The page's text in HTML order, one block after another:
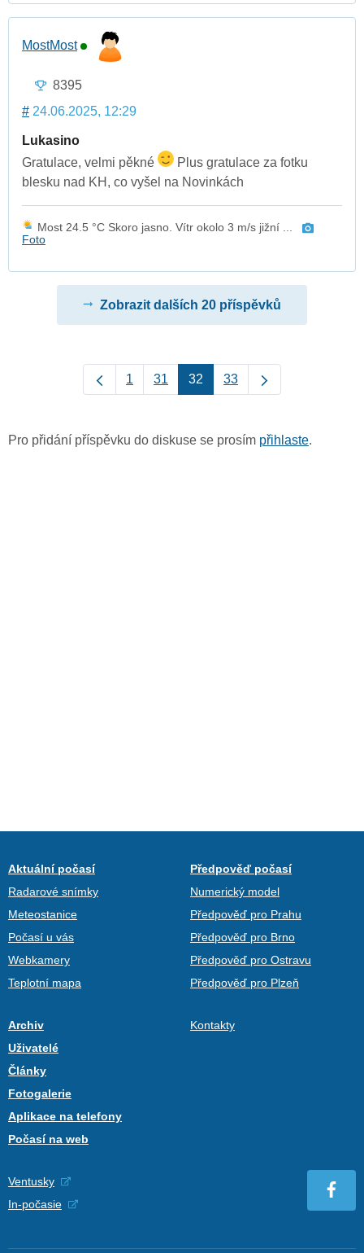
MostMost
8395
# 24.06.2025, 12:29
Lukasino
Gratulace, velmi pěkné
Plus gratulace za fotku
blesku nad KH, co vyšel na Novinkách
Most 24.5 °C Skoro jasno. Vítr okolo 3 m/s jižní ...
Foto
Zobrazit dalších 20 příspěvků
1 31 32 33
Pro přidání příspěvku do diskuse se prosím přihlaste.
Aktuální počasí
Radarové snímky
Meteostanice
Počasí u vás
Webkamery
Teplotní mapa
Předpověď počasí
Numerický model
Předpověď pro Prahu
Předpověď pro Brno
Předpověď pro Ostravu
Předpověď pro Plzeň
Archiv
Uživatelé
Články
Fotogalerie
Aplikace na telefony
Počasí na web
Kontakty
Ventusky
In-počasie